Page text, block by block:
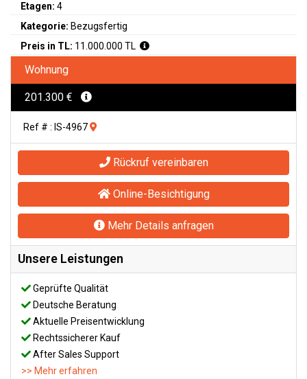
Etagen: 4
Kategorie: Bezugsfertig
Preis in TL: 11.000.000 TL
Wohnung
201.300 €
Ref # : IS-4967
Rückruf vereinbaren
Online-Besichtigung
Mehr Details anfragen
Unsere Leistungen
Geprüfte Qualität
Deutsche Beratung
Aktuelle Preisentwicklung
Rechtssicherer Kauf
After Sales Support
>> Mehr erfahren